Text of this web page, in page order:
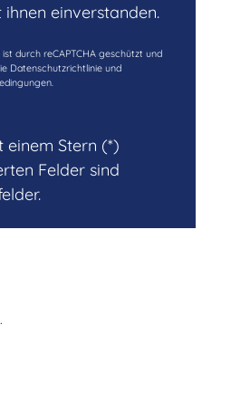
ihnen einverstanden.
ist durch reCAPTCHA geschützt und
Datenschutzrichtlinie und
.
einem Stern (*)
Felder sind